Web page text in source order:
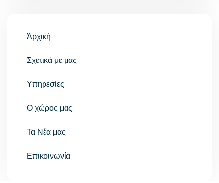
Άρχική
Σχετικά με μας
Υπηρεσίες
Ο χώρος μας
Τα Νέα μας
Επικοινωνία